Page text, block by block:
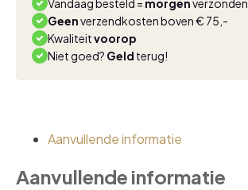
Vandaag besteld = morgenverzonden
Geenverzendkosten boven € 75,-
Kwaliteitvoorop
Niet goed? Geld terug!
Aanvullende informatie
Aanvullende informatie